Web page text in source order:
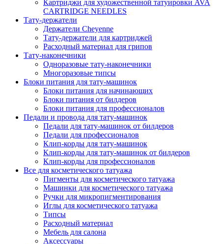
Картриджи для художественной татуировки AVA
CARTRIDGE NEEDLES
Тату-держатели
Держатели Cheyenne
Тату-держатели для картриджей
Расходный материал для грипов
Тату-наконечники
Одноразовые тату-наконечники
Многоразовые типсы
Блоки питания для тату-машинок
Блоки питания для начинающих
Блоки питания от билдеров
Блоки питания для профессионалов
Педали и провода для тату-машинок
Педали для тату-машинок от билдеров
Педали для профессионалов
Клип-корды для тату-машинок
Клип-корды для тату-машинок от билдеров
Клип-корды для профессионалов
Все для косметического татуажа
Пигменты для косметического татуажа
Машинки для косметического татуажа
Ручки для микропигментирования
Иглы для косметического татуажа
Типсы
Расходный материал
Мебель для салона
Аксессуары